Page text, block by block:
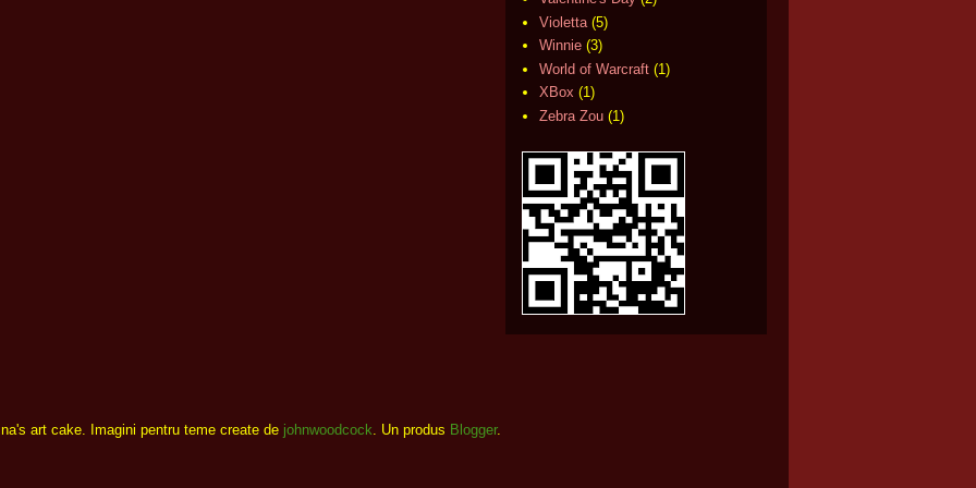
Violetta (5)
Winnie (3)
World of Warcraft (1)
XBox (1)
Zebra Zou (1)
art cake. Imagini pentru teme create de johnwoodcock. Un produs Blogger.